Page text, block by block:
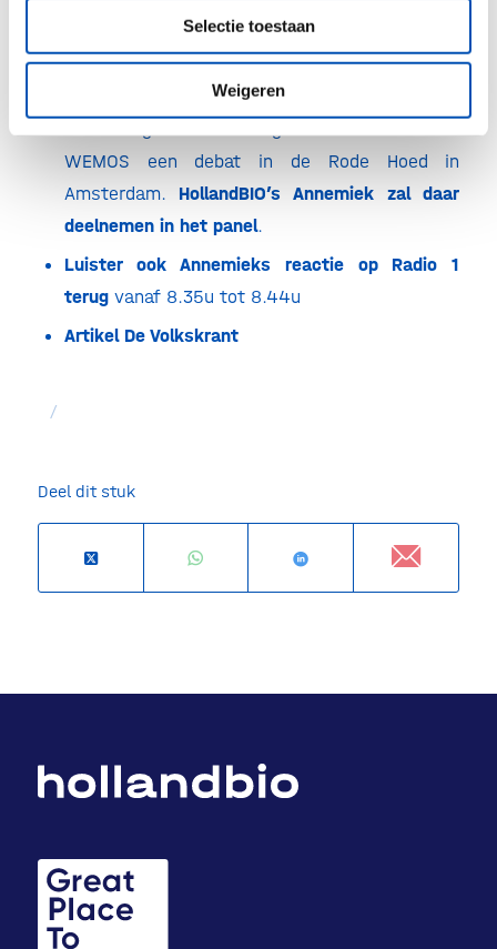
Selectie toestaan
Weigeren
WEMOS een debat in de Rode Hoed in
Amsterdam. HollandBIO’s Annemiek zal daar
deelnemen in het panel.
Luister ook Annemieks reactie op Radio 1
terug vanaf 8.35u tot 8.44u
Artikel De Volkskrant
/
Deel dit stuk